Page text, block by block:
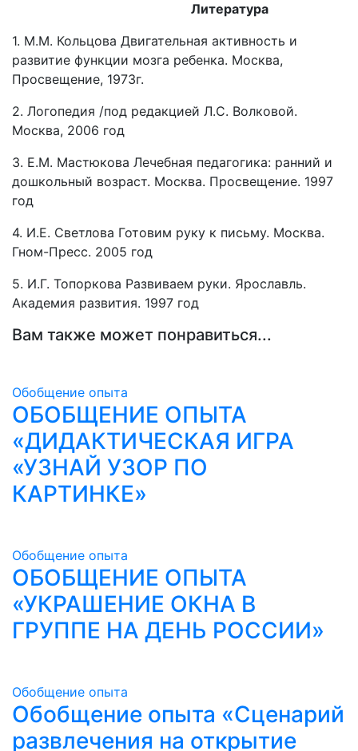
Литература
1. М.М. Кольцова Двигательная активность и
развитие функции мозга ребенка. Москва,
Просвещение, 1973г.
2. Логопедия /под редакцией Л.С. Волковой.
Москва, 2006 год
3. Е.М. Мастюкова Лечебная педагогика: ранний и
дошкольный возраст. Москва. Просвещение. 1997
год
4. И.Е. Светлова Готовим руку к письму. Москва.
Гном-Пресс. 2005 год
5. И.Г. Топоркова Развиваем руки. Ярославль.
Академия развития. 1997 год
Вам также может понравиться...
Обобщение опыта
ОБОБЩЕНИЕ ОПЫТА
«ДИДАКТИЧЕСКАЯ ИГРА
«УЗНАЙ УЗОР ПО
КАРТИНКЕ»
Обобщение опыта
ОБОБЩЕНИЕ ОПЫТА
«УКРАШЕНИЕ ОКНА В
ГРУППЕ НА ДЕНЬ РОССИИ»
Обобщение опыта
Обобщение опыта «Сценарий
развлечения на открытие